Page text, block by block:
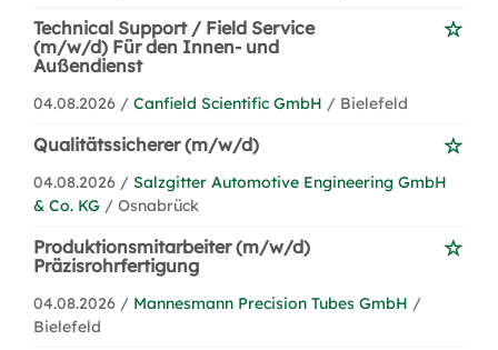
Technical Support / Field Service
(m/w/d) Für den Innen- und
Außendienst
04.08.2026 / Canfield Scientific GmbH / Bielefeld
Qualitätssicherer (m/w/d)
04.08.2026 / Salzgitter Automotive Engineering GmbH
& Co. KG / Osnabrück
Produktionsmitarbeiter (m/w/d)
Präzisrohrfertigung
04.08.2026 / Mannesmann Precision Tubes GmbH /
Bielefeld